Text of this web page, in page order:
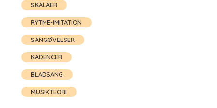
SKALAER
RYTME-IMITATION
SANGØVELSER
KADENCER
BLADSANG
MUSIKTEORI